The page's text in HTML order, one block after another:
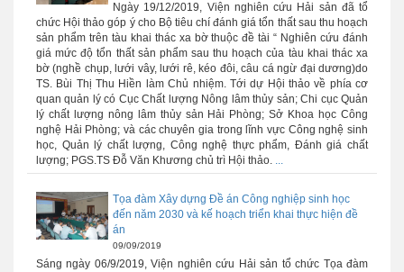
Ngày 19/12/2019, Viện nghiên cứu Hải sản đã tổ
chức Hội thảo góp ý cho Bộ tiêu chí đánh giá tổn thất sau thu hoạch
sản phẩm trên tàu khai thác xa bờ thuộc đề tài “ Nghiên cứu đánh
giá mức độ tổn thất sản phẩm sau thu hoạch của tàu khai thác xa
bờ (nghề chụp, lưới vây, lưới rê, kéo đôi, câu cá ngừ đại dương)do
TS. Bùi Thị Thu Hiền làm Chủ nhiệm. Tới dự Hội thảo về phía cơ
quan quản lý có Cục Chất lượng Nông lâm thủy sản; Chi cục Quản
lý chất lượng nông lâm thủy sản Hải Phòng; Sở Khoa học Công
nghệ Hải Phòng; và các chuyên gia trong lĩnh vực Công nghệ sinh
học, Quản lý chất lượng, Công nghệ thực phẩm, Đánh giá chất
lượng; PGS.TS Đỗ Văn Khương chủ trì Hội thảo. ...
Tọa đàm Xây dựng Đề án Công nghiệp sinh học
đến năm 2030 và kế hoạch triển khai thực hiện đề
án
09/09/2019
Sáng ngày 06/9/2019, Viện nghiên cứu Hải sản tổ chức Tọa đàm